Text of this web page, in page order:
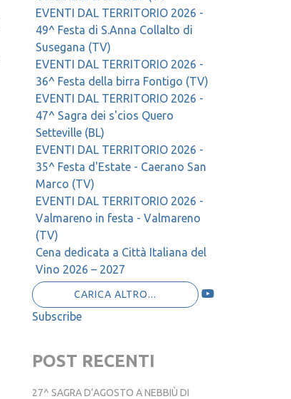
EVENTI DAL TERRITORIO 2026 -
49^ Festa di S.Anna Collalto di
Susegana (TV)
EVENTI DAL TERRITORIO 2026 -
36^ Festa della birra Fontigo (TV)
EVENTI DAL TERRITORIO 2026 -
47^ Sagra dei s'cios Quero
Setteville (BL)
EVENTI DAL TERRITORIO 2026 -
35^ Festa d'Estate - Caerano San
Marco (TV)
EVENTI DAL TERRITORIO 2026 -
Valmareno in festa - Valmareno
(TV)
Cena dedicata a Città Italiana del
Vino 2026 – 2027
CARICA ALTRO...
Subscribe
POST RECENTI
27^ SAGRA D’AGOSTO A NEBBIÙ DI